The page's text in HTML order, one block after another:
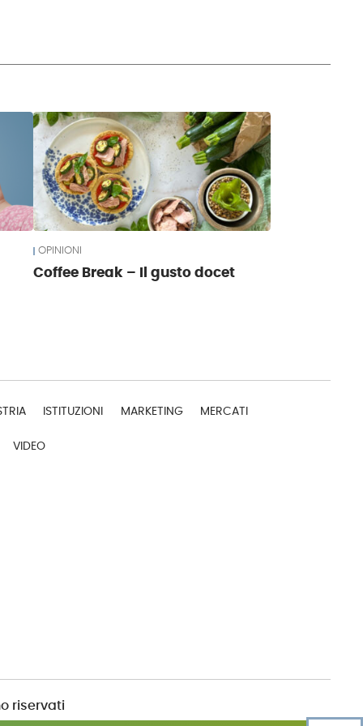
OPINIONI
Coffee Break – Il gusto docet
ISTITUZIONI MARKETING MERCATI
VIDEO
riservati